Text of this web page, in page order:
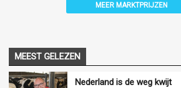
MEER MARKTPRIJZEN
MEEST GELEZEN
Nederland is de weg kwijt